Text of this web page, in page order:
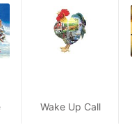
Wake Up Call